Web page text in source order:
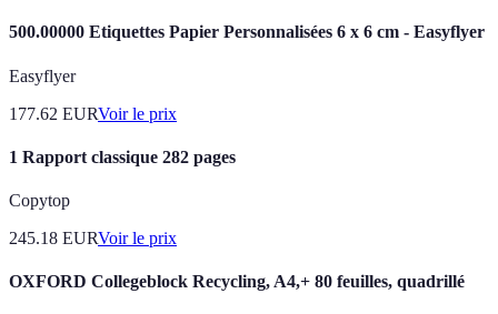
500.00000 Etiquettes Papier Personnalisées 6 x 6 cm - Easyflyer
Easyflyer
177.62 EURVoir le prix
1 Rapport classique 282 pages
Copytop
245.18 EURVoir le prix
OXFORD Collegeblock Recycling, A4,+ 80 feuilles, quadrillé